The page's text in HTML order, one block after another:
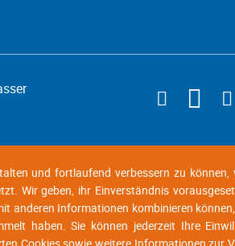
und fortlaufend verbessern zu
Wir geben, ihr Einverständnis
anderen Informationen kombinieren
haben. Sie können jederzeit Ihre